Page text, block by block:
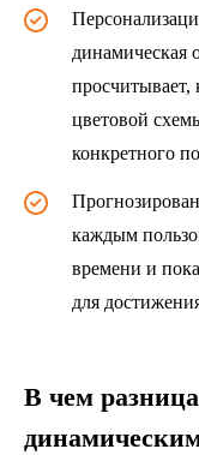
динамическая
просчитывает,
цветовой
конкретного
каждым
времени и
для
В чем